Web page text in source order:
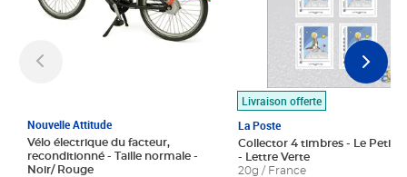
Nouvelle Attitude
Vélo électrique du facteur,
reconditionné - Taille normale -
Noir/ Rouge
Livraison offerte
La Poste
Collector 4 timbres - Le Petit
- Lettre Verte
20g / France